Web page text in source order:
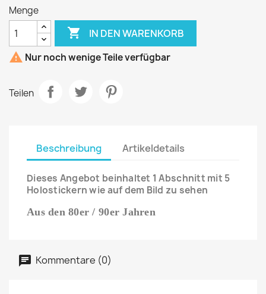
Menge
 IN DEN WARENKORB
 Nur noch wenige Teile verfügbar
Teilen
Beschreibung Artikeldetails
Dieses Angebot beinhaltet 1 Abschnitt mit 5
Holostickern wie auf dem Bild zu sehen
Aus den 80er / 90er Jahren
Kommentare (0)